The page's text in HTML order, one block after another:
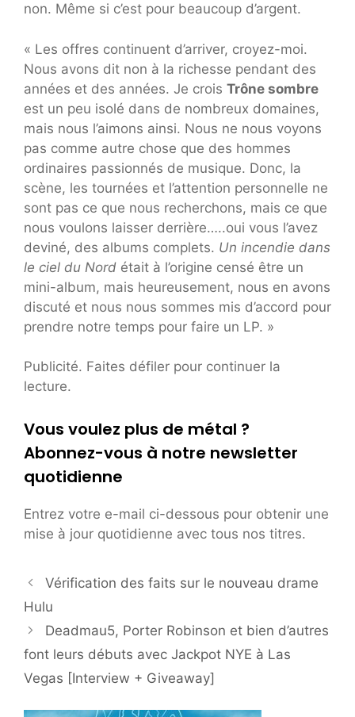
non. Même si c’est pour beaucoup d’argent.
« Les offres continuent d’arriver, croyez-moi.
Nous avons dit non à la richesse pendant des
années et des années. Je crois Trône sombre
est un peu isolé dans de nombreux domaines,
mais nous l’aimons ainsi. Nous ne nous voyons
pas comme autre chose que des hommes
ordinaires passionnés de musique. Donc, la
scène, les tournées et l’attention personnelle ne
sont pas ce que nous recherchons, mais ce que
nous voulons laisser derrière…..oui vous l’avez
deviné, des albums complets. Un incendie dans
le ciel du Nord était à l’origine censé être un
mini-album, mais heureusement, nous en avons
discuté et nous nous sommes mis d’accord pour
prendre notre temps pour faire un LP. »
Publicité. Faites défiler pour continuer la
lecture.
Vous voulez plus de métal ?
Abonnez-vous à notre newsletter
quotidienne
Entrez votre e-mail ci-dessous pour obtenir une
mise à jour quotidienne avec tous nos titres.
Vérification des faits sur le nouveau drame
Hulu
Deadmau5, Porter Robinson et bien d’autres
font leurs débuts avec Jackpot NYE à Las
Vegas [Interview + Giveaway]